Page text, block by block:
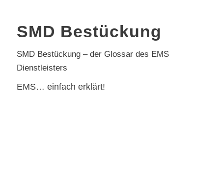
SMD Bestückung
SMD Bestückung – der Glossar des EMS
Dienstleisters
EMS… einfach erklärt!